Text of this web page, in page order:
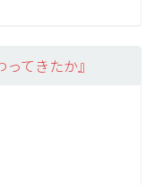
てきたか』